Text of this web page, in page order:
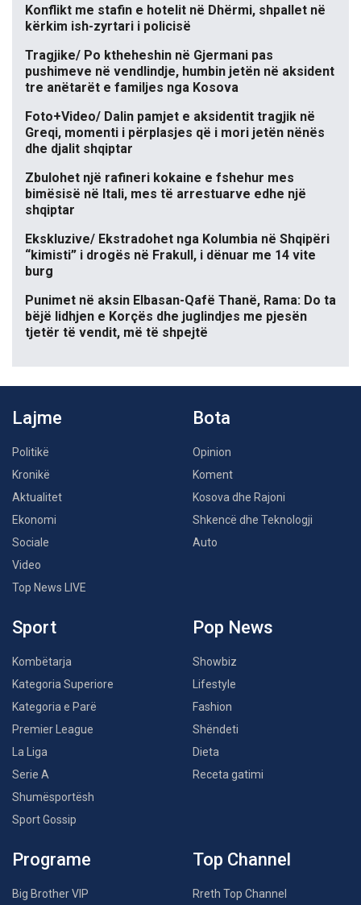
Konflikt me stafin e hotelit në Dhërmi, shpallet në
kërkim ish-zyrtari i policisë
Tragjike/ Po ktheheshin në Gjermani pas
pushimeve në vendlindje, humbin jetën në aksident
tre anëtarët e familjes nga Kosova
Foto+Video/ Dalin pamjet e aksidentit tragjik në
Greqi, momenti i përplasjes që i mori jetën nënës
dhe djalit shqiptar
Zbulohet një rafineri kokaine e fshehur mes
bimësisë në Itali, mes të arrestuarve edhe një
shqiptar
Ekskluzive/ Ekstradohet nga Kolumbia në Shqipëri
“kimisti” i drogës në Frakull, i dënuar me 14 vite
burg
Punimet në aksin Elbasan-Qafë Thanë, Rama: Do ta
bëjë lidhjen e Korçës dhe juglindjes me pjesën
tjetër të vendit, më të shpejtë
Lajme
Politikë
Kronikë
Aktualitet
Ekonomi
Sociale
Video
Top News LIVE
Bota
Opinion
Koment
Kosova dhe Rajoni
Shkencë dhe Teknologji
Auto
Sport
Kombëtarja
Kategoria Superiore
Kategoria e Parë
Premier League
La Liga
Serie A
Shumësportësh
Sport Gossip
Pop News
Showbiz
Lifestyle
Fashion
Shëndeti
Dieta
Receta gatimi
Programe
Big Brother VIP
Top Channel
Rreth Top Channel